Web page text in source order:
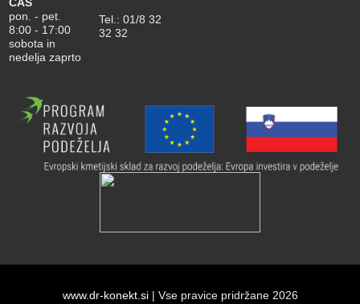
pon. - pet.
8:00 - 17:00
sobota in
nedelja zaprto
Tel.: 01/8 32
32 32
www.dr-konekt.si| Vse pravice pridržane 2026